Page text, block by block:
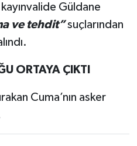
Güldane
ve tehdit”suçlarından
ORTAYA ÇIKTI
Cuma’nın asker